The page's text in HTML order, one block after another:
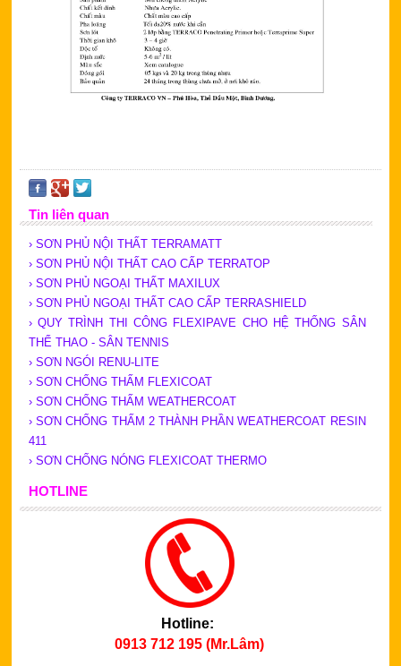
Tin liên quan
› SƠN PHỦ NỘI THẤT TERRAMATT
› SƠN PHỦ NỘI THẤT CAO CẤP TERRATOP
› SƠN PHỦ NGOẠI THẤT MAXILUX
› SƠN PHỦ NGOẠI THẤT CAO CẤP TERRASHIELD
› QUY TRÌNH THI CÔNG FLEXIPAVE CHO HỆ THỐNG SÂN
THỂ THAO - SÂN TENNIS
› SƠN NGÓI RENU-LITE
› SƠN CHỐNG THẤM FLEXICOAT
› SƠN CHỐNG THẤM WEATHERCOAT
› SƠN CHỐNG THẤM 2 THÀNH PHẦN WEATHERCOAT RESIN
411
› SƠN CHỐNG NÓNG FLEXICOAT THERMO
HOTLINE
Hotline:
0913 712 195 (Mr.Lâm)